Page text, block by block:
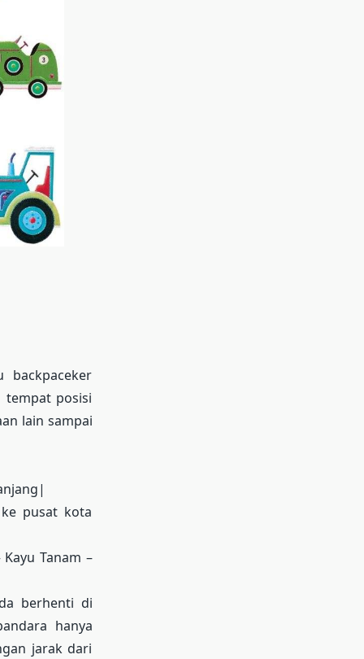
backpaceker
tempat posisi
lain sampai
pusat kota
Tanam –
berhenti di
hanya
jarak dari